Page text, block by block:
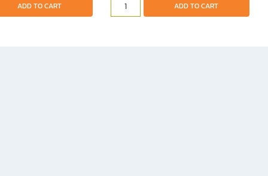
ADD TO CART ADD TO CART